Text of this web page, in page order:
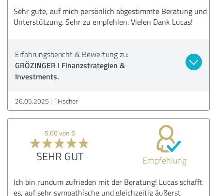
Sehr gute, auf mich persönlich abgestimmte Beratung und
Unterstützung. Sehr zu empfehlen. Vielen Dank Lucas!
Erfahrungsbericht & Bewertung zu:
GRÖZINGER I Finanzstrategien &
Investments.
26.05.2025 T.Fischer
5,00 von 5
SEHR GUT Empfehlung
Ich bin rundum zufrieden mit der Beratung! Lucas schafft
es, auf sehr sympathische und gleichzeitig äußerst